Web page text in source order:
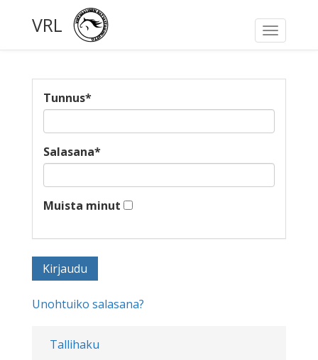
Toggle
VRL
Tallihaku
Tunnus*
Salasana*
Muista minut
Unohtuiko salasana?